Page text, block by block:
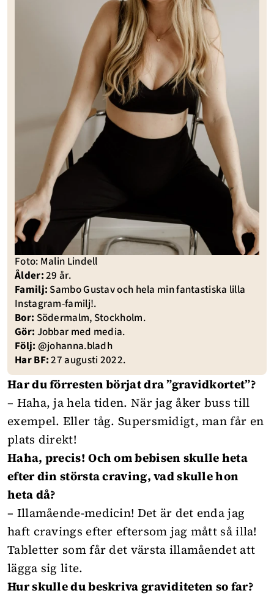
Foto: Malin Lindell
Ålder:29 år.
Familj:Sambo Gustav och hela min fantastiska lilla
Instagram-familj!.
Bor: Södermalm, Stockholm.
Gör: Jobbar med media.
Följ: @johanna.bladh
Har BF:27 augusti 2022.
Har du förresten börjat dra ”gravidkortet”?
– Haha, ja hela tiden. När jag åker buss till
exempel. Eller tåg. Supersmidigt, man får en
plats direkt!
Haha, precis! Och om bebisen skulle heta
efter din största craving, vad skulle hon
heta då?
– Illamående-medicin! Det är det enda jag
haft cravings efter eftersom jag mått så illa!
Tabletter som får det värsta illamåendet att
lägga sig lite.
Hur skulle du beskriva graviditeten so far?